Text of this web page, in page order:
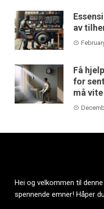
av
Få
for
må
Hei og velkommen til
spennende emner! Håper